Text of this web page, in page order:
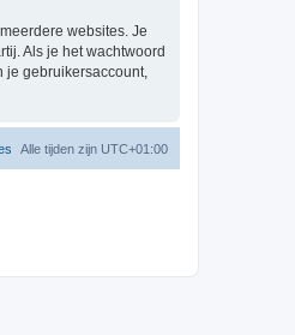
websites. Je
Als je het wachtwoord
je gebruikersaccount,
Alle tijden zijn UTC+01:00